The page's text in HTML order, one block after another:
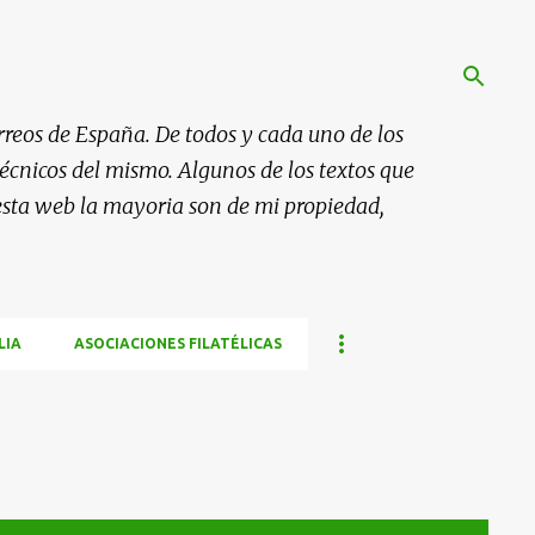
de España. De todos y cada uno de los
del mismo. Algunos de los textos que
web la mayoria son de mi propiedad,
ASOCIACIONES FILATÉLICAS